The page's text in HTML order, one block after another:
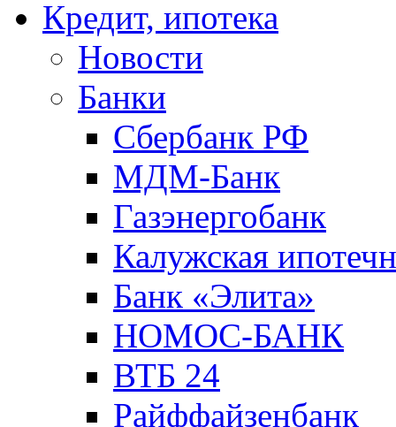
Кредит, ипотека
Новости
Банки
Сбербанк РФ
МДМ-Банк
Газэнергобанк
Калужская
Банк «Элита»
НОМОС-БАНК
ВТБ 24
Райффайзенбанк